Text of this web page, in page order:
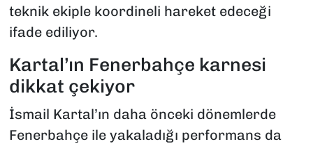
teknik ekiple koordineli hareket edeceği
ifade ediliyor.
Kartal’ın Fenerbahçe karnesi
dikkat çekiyor
İsmail Kartal’ın daha önceki dönemlerde
Fenerbahçe ile yakaladığı performans da